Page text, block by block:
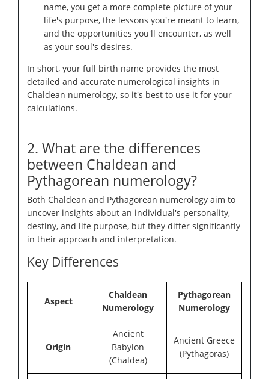
name, you get a more complete picture of your
life's purpose, the lessons you're meant to learn,
and the opportunities you'll encounter, as well
as your soul's desires.
In short, your full birth name provides the most
detailed and accurate numerological insights in
Chaldean numerology, so it's best to use it for your
calculations.
2. What are the differences
between Chaldean and
Pythagorean numerology?
Both Chaldean and Pythagorean numerology aim to
uncover insights about an individual's personality,
destiny, and life purpose, but they differ significantly
in their approach and interpretation.
Key Differences
Aspect
Chaldean
Numerology
Pythagorean
Numerology
Origin
Ancient
Babylon
(Chaldea)
Ancient Greece
(Pythagoras)